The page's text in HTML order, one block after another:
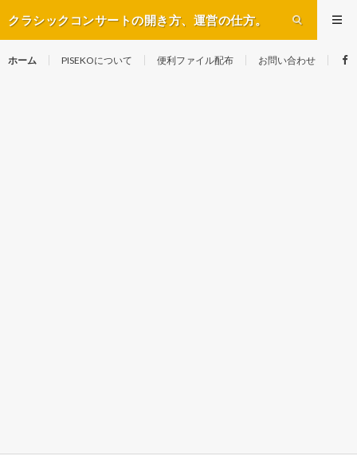
クラシックコンサートの開き方、運営の仕方。
ホーム PISEKOについて 便利ファイル配布 お問い合わせ